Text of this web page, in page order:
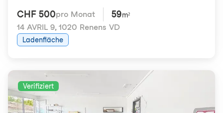
CHF 500pro Monat 59m²
14 AVRIL 9, 1020 Renens VD
Ladenfläche
Verifiziert